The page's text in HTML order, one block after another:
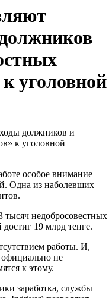
уголовной
особое внимание
Одна из наболевших
тысяч недобросовестных
19 млрд тенге.
работы. И,
не
к этому.
заработка, службы